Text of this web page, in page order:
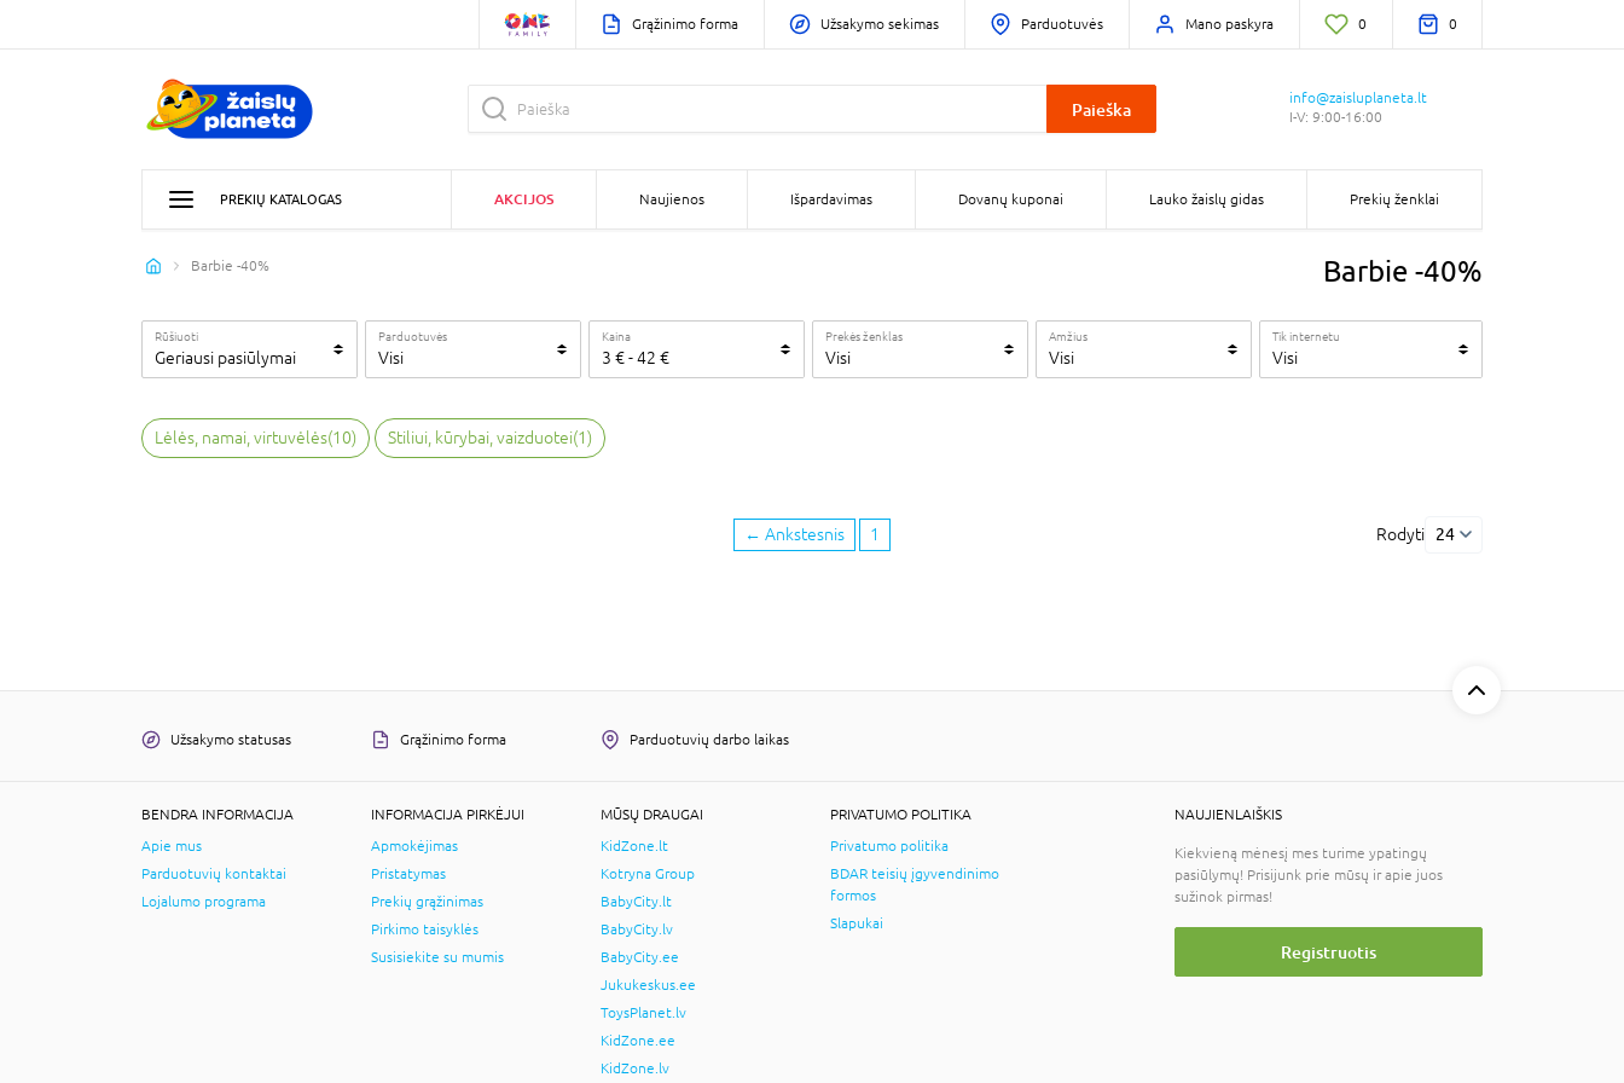
Grąžinimo forma Užsakymo sekimas Parduotuvės Mano paskyra 0 0
Paieška
info@zaisluplaneta.lt
I-V: 9:00-16:00
PREKIŲ KATALOGAS AKCIJOS Naujienos Išpardavimas Dovanų kuponai Lauko žaislų gidas Prekių ženklai
Barbie -40% Barbie -40%
Rūšiuoti
Geriausi pasiūlymai
Parduotuvės
Visi
Kaina
3 €-42 €
Prekės ženklas
Visi
Amžius
Visi
Tik internetu
Visi
Lėlės, namai, virtuvėlės(10) Stiliui, kūrybai, vaizduotei(1)
← Ankstesnis 1 Rodyti 24
Užsakymo statusas Grąžinimo forma Parduotuvių darbo laikas
BENDRA INFORMACIJA
Apie mus
Parduotuvių kontaktai
Lojalumo programa
INFORMACIJA PIRKĖJUI
Apmokėjimas
Pristatymas
Prekių grąžinimas
Pirkimo taisyklės
Susisiekite su mumis
MŪSŲ DRAUGAI
KidZone.lt
Kotryna Group
BabyCity.lt
BabyCity.lv
BabyCity.ee
Jukukeskus.ee
ToysPlanet.lv
KidZone.ee
KidZone.lv
PRIVATUMO POLITIKA
Privatumo politika
BDAR teisių įgyvendinimo
formos
Slapukai
NAUJIENLAIŠKIS
Kiekvieną mėnesį mes turime ypatingų
pasiūlymų! Prisijunk prie mūsų ir apie juos
sužinok pirmas!
Registruotis